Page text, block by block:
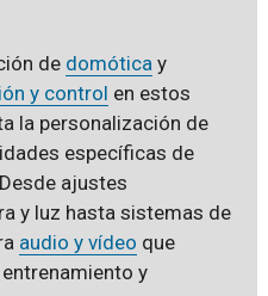
de domótica y
y control en estos
la personalización de
específicas de
ajustes
y luz hasta sistemas de
audio y vídeo que
y